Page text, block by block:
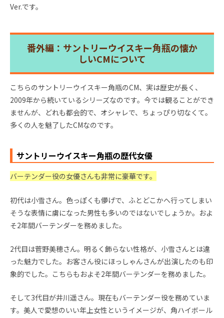
Ver.です。
番外編：サントリーウイスキー角瓶の懐か
しいCMについて
こちらのサントリーウイスキー角瓶のCM、実は歴史が長く、
2009年から続いているシリーズなのです。今では観ることができ
ませんが、どれも都会的で、オシャレで、ちょっぴり切なくて。
多くの人を魅了したCMなのです。
サントリーウイスキー角瓶の歴代女優
バーテンダー役の女優さんも非常に豪華です。
初代は小雪さん。色っぽくも儚げで、ふとどこかへ行ってしまい
そうな表情に虜になった男性も多いのではないでしょうか。およ
そ2年間バーテンダーを務めました。
2代目は菅野美穂さん。明るく飾らない性格が、小雪さんとは違
った魅力でした。お客さん役にほっしゃんさんが出演したのも印
象的でした。こちらもおよそ2年間バーテンダーを務めました。
そして3代目が井川遥さん。現在もバーテンダー役を務めていま
す。美人で愛想のいい年上女性というイメージが、角ハイボール